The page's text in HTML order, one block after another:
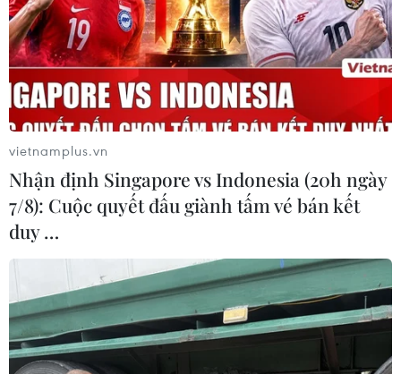
vietnamplus.vn
Nhận định Singapore vs Indonesia (20h ngày
7/8): Cuộc quyết đấu giành tấm vé bán kết
duy …